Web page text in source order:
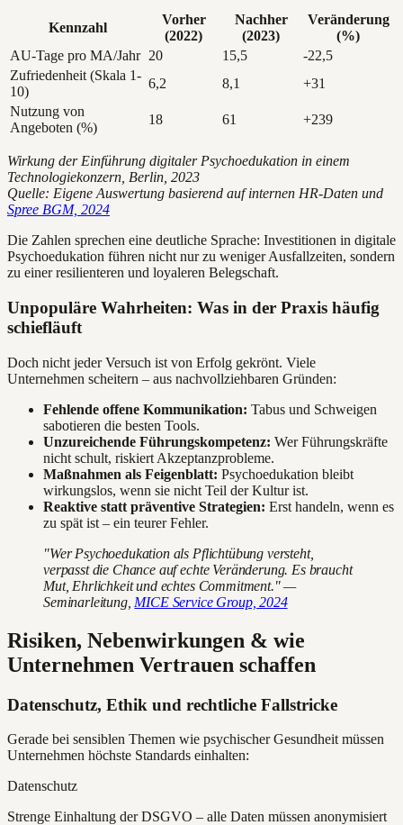
Kennzahl
Vorher
(2022)
Nachher
(2023)
Veränderung
(%)
AU-Tage pro MA/Jahr 20 15,5
-22,5
Zufriedenheit (Skala 1-
10)
6,2 8,1
+31
Nutzung von
Angeboten (%)
18 61 +239
Wirkung der Einführung digitaler Psychoedukation in einem
Technologiekonzern, Berlin, 2023
Quelle: Eigene Auswertung basierend auf internen HR-Daten und
Spree BGM, 2024
Die Zahlen sprechen eine deutliche Sprache: Investitionen in digitale
Psychoedukation führen nicht nur zu weniger Ausfallzeiten, sondern
zu einer resilienteren und loyaleren Belegschaft.
Unpopuläre Wahrheiten: Was in der Praxis häufig
schiefläuft
Doch nicht jeder Versuch ist von Erfolg gekrönt. Viele
Unternehmen scheitern – aus nachvollziehbaren Gründen:
Fehlende offene Kommunikation: Tabus und Schweigen
sabotieren die besten Tools.
Unzureichende Führungskompetenz: Wer Führungskräfte
nicht schult, riskiert Akzeptanzprobleme.
Maßnahmen als Feigenblatt: Psychoedukation bleibt
wirkungslos, wenn sie nicht Teil der Kultur ist.
Reaktive statt präventive Strategien: Erst handeln, wenn es
zu spät ist – ein teurer Fehler.
"Wer Psychoedukation als Pflichtübung versteht,
verpasst die Chance auf echte Veränderung. Es braucht
Mut, Ehrlichkeit und echtes Commitment." —
Seminarleitung, MICE Service Group, 2024
Risiken, Nebenwirkungen & wie
Unternehmen Vertrauen schaffen
Datenschutz, Ethik und rechtliche Fallstricke
Gerade bei sensiblen Themen wie psychischer Gesundheit müssen
Unternehmen höchste Standards einhalten:
Datenschutz
Strenge Einhaltung der DSGVO – alle Daten müssen anonymisiert